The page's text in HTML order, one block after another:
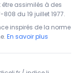
assimilés à des
du 19 juillet 1977.
inspirés de la norme
En savoir plus